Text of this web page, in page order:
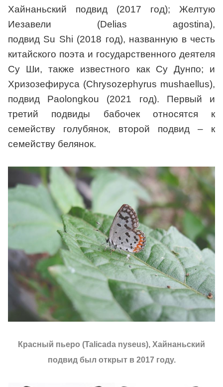
Хайнаньский подвид (2017 год); Желтую
Иезавели (Delias agostina),
подвид Su Shi (2018 год), названную в честь
китайского поэта и государственного деятеля
Су Ши, также известного как Су Дунпо; и
Хризозефируса (Chrysozephyrus mushaellus),
подвид Paolongkou (2021 год). Первый и
третий подвиды бабочек относятся к
семейству голубянок, второй подвид – к
семейству белянок.
Красный пьеро (Talicada nyseus), Хайнаньский
подвид был открыт в 2017 году.